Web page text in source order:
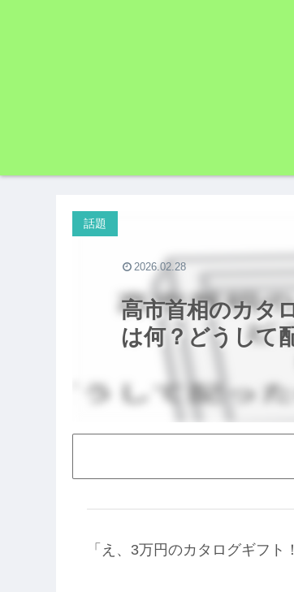
高市首相のカタ
は何？どうして
話題
2026.02.28
「え、3万円のカタログギフ